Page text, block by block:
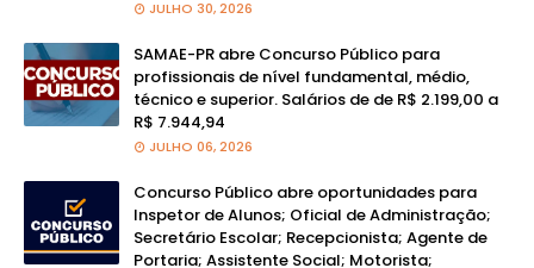
JULHO 30, 2026
SAMAE-PR abre Concurso Público para
profissionais de nível fundamental, médio,
técnico e superior. Salários de de R$ 2.199,00 a
R$ 7.944,94
JULHO 06, 2026
Concurso Público abre oportunidades para
Inspetor de Alunos; Oficial de Administração;
Secretário Escolar; Recepcionista; Agente de
Portaria; Assistente Social; Motorista;